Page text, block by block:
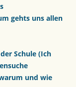
gehts uns allen
Schule (Ich
und wie